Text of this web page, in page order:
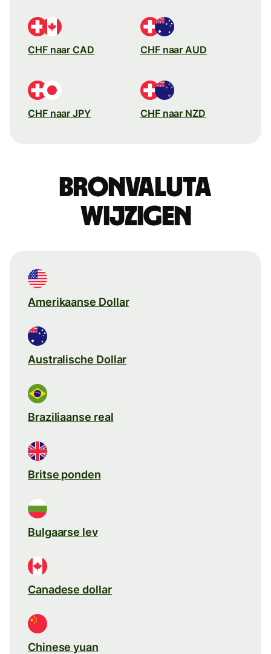
CHF naar CAD CHF naar AUD
CHF naar JPY CHF naar NZD
Bronvaluta
wijzigen
Amerikaanse Dollar
Australische Dollar
Braziliaanse real
Britse ponden
Bulgaarse lev
Canadese dollar
Chinese yuan